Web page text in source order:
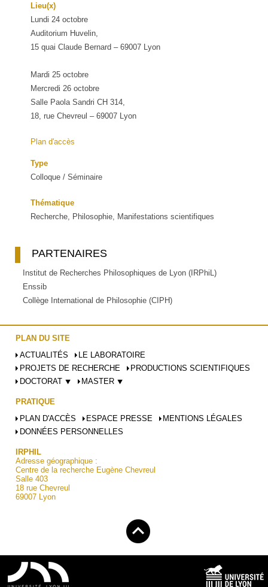
Lieu(x)
Lundi 24 octobre
Auditorium Huvelin,
15 quai Claude Bernard – 69007 Lyon
Mardi 25 octobre
Mercredi 26 octobre
Salle Paola Sandri CH 314,
18, rue Chevreul – 69007 Lyon
Plan d'accès
Type
Colloque / Séminaire
Thématique
Recherche, Philosophie, Manifestations scientifiques
PARTENAIRES
Institut de Recherches Philosophiques de Lyon (IRPhiL)
Enssib
Collège International de Philosophie (CIPH)
PLAN DU SITE
ACTUALITÉS
LE LABORATOIRE
PROJETS DE RECHERCHE
PRODUCTIONS SCIENTIFIQUES
DOCTORAT ⯆
MASTER ⯆
PRATIQUE
PLAN D'ACCÈS
ESPACE PRESSE
MENTIONS LÉGALES
DONNÉES PERSONNELLES
IRPHIL
Adresse géographique :
Centre de la recherche Eugène Chevreul
Salle 403
18 rue Chevreul
69007 Lyon